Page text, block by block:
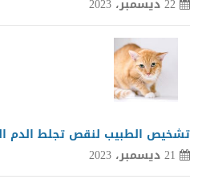
22 ديسمبر، 2023
تشخيص الطبيب لنقص تجلط الدم
21 ديسمبر، 2023